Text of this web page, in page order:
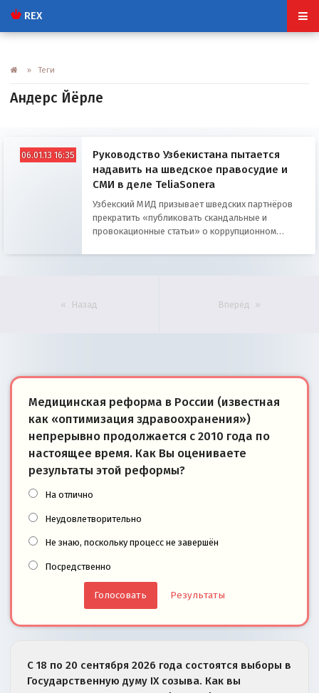
REX
» Теги
Андерс Йёрле
06.01.13 16:35
Руководство Узбекистана пытается
надавить на шведское правосудие и
СМИ в деле TeliaSonera
Узбекский МИД призывает шведских партнёров
прекратить «публиковать скандальные и
провокационные статьи» о коррупционном
Назад Вперёд
Медицинская реформа в России (известная
как «оптимизация здравоохранения»)
непрерывно продолжается с 2010 года по
настоящее время. Как Вы оцениваете
результаты этой реформы?
На отлично
Неудовлетворительно
Не знаю, поскольку процесс не завершён
Посредственно
Результаты
С 18 по 20 сентября 2026 года состоятся выборы в
Государственную думу IX созыва. Как вы